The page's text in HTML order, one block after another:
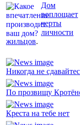
Дом
воплощает
черты
личности
жильцов.
Никогда не
По прозвищу
Креста на тебе нет